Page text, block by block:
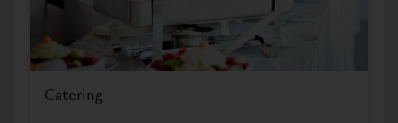
Catering